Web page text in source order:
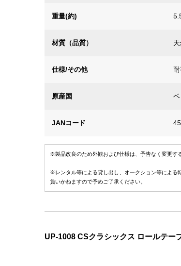
重量(約)
材質（品質）
仕様/その他
原産国
JANコード
※製品改良のため外観および仕様は、予告なく変更す
※レンタル等による貸し出し、オークション等による
負いかねますので予めご了承ください。
UP-1008 CSクラシックス ロールテー